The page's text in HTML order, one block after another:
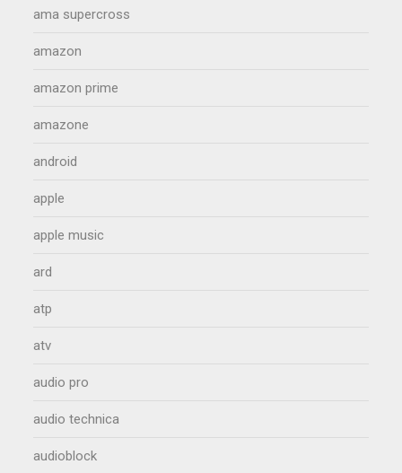
ama supercross
amazon
amazon prime
amazone
android
apple
apple music
ard
atp
atv
audio pro
audio technica
audioblock